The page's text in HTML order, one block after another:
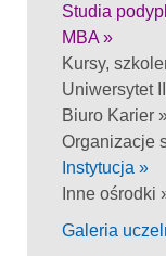
Studia
MBA »
Kursy,
Uniwersytet
Biuro Karier
Organizacje
Instytucja »
Inne ośrodki
Galeria